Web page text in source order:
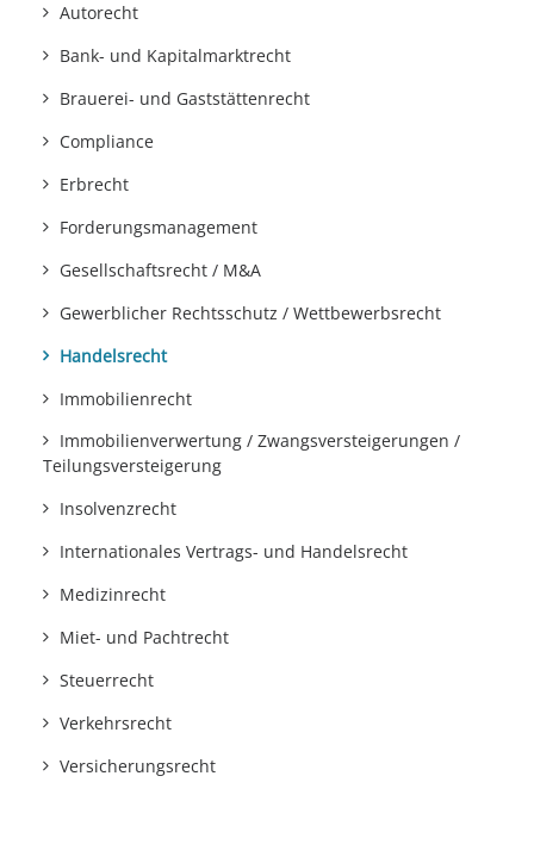
Autorecht
Bank- und Kapitalmarktrecht
Brauerei- und Gaststättenrecht
Compliance
Erbrecht
Forderungsmanagement
Gesellschaftsrecht / M&A
Gewerblicher Rechtsschutz / Wettbewerbsrecht
Handelsrecht
Immobilienrecht
Immobilienverwertung / Zwangsversteigerungen /
Teilungsversteigerung
Insolvenzrecht
Internationales Vertrags- und Handelsrecht
Medizinrecht
Miet- und Pachtrecht
Steuerrecht
Verkehrsrecht
Versicherungsrecht